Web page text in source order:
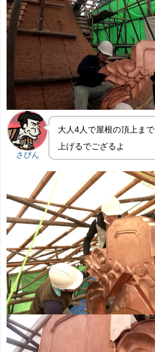
さびん
大人4人で屋根の頂上まで
上げるでござるよ